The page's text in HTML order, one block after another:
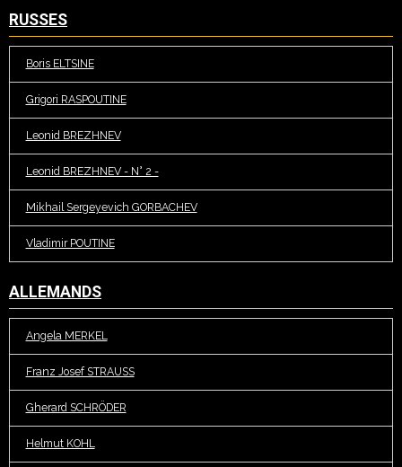
RUSSES
Boris ELTSINE
Grigori RASPOUTINE
Leonid BREZHNEV
Leonid BREZHNEV - N° 2 -
Mikhail Sergeyevich GORBACHEV
Vladimir POUTINE
ALLEMANDS
Angela MERKEL
Franz Josef STRAUSS
Gherard SCHRÖDER
Helmut KOHL